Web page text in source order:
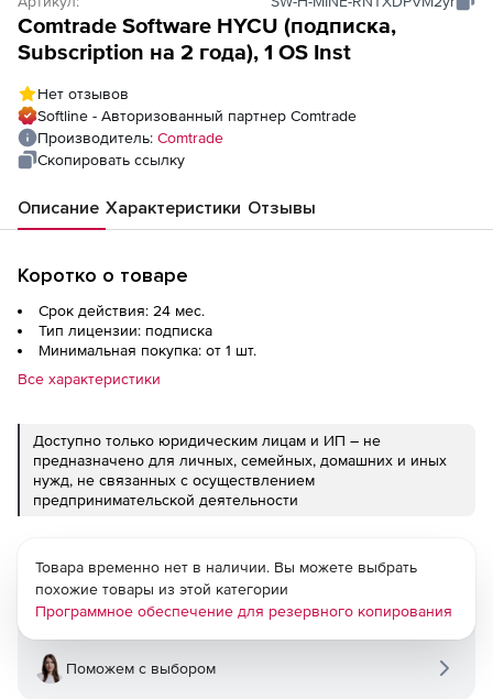
Comtrade Software HYCU (подписка,
Subscription на 2 года), 1 OS Inst
Нет отзывов
Softline - Авторизованный партнер Comtrade
Производитель: Comtrade
Скопировать ссылку
Описание Характеристики Отзывы
Коротко о товаре
Срок действия: 24 мес.
Тип лицензии: подписка
Минимальная покупка: от 1 шт.
Все характеристики
Доступно только юридическим лицам и ИП – не
предназначено для личных, семейных, домашних и иных
нужд, не связанных с осуществлением
предпринимательской деятельности
Товара временно нет в наличии. Вы можете выбрать
похожие товары из этой категории
Программное обеспечение для резервного копирования
Поможем с выбором